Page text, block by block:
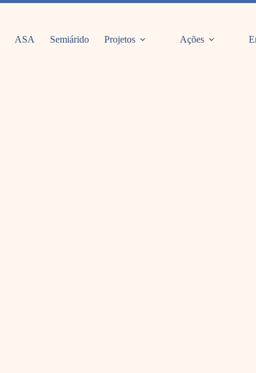
ASA Semiárido Projetos Ações